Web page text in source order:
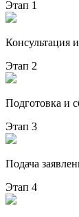
Этап 1
Консультация
Этап 2
Подготовка и
Этап 3
Подача
Этап 4